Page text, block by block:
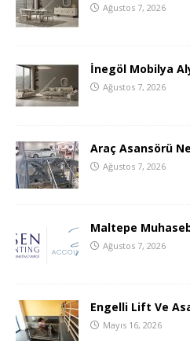
Ağustos 7, 2026
İnegöl Mobilya
Ağustos 7, 2026
Araç Asansörü
Ağustos 7, 2026
Maltepe
Ağustos 7, 2026
Engelli Lift Ve
Mayıs 16, 2026